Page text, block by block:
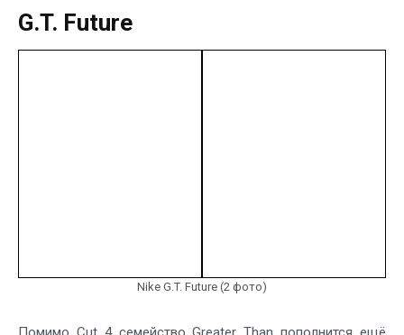
G.T. Future
Nike G.T. Future (2 фото)